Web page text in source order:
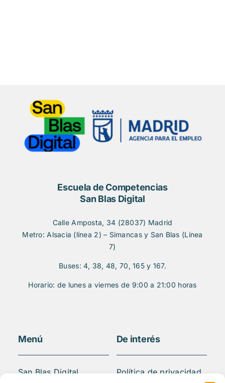
Escuela de Competencias
San Blas Digital
Calle Amposta, 34 (28037) Madrid
Metro: Alsacia (línea 2) – Simancas y San Blas (Línea
7)
Buses: 4, 38, 48, 70, 165 y 167.
Horario: de lunes a viernes de 9:00 a 21:00 horas
Menú
San Blas Digital
De interés
Política de privacidad